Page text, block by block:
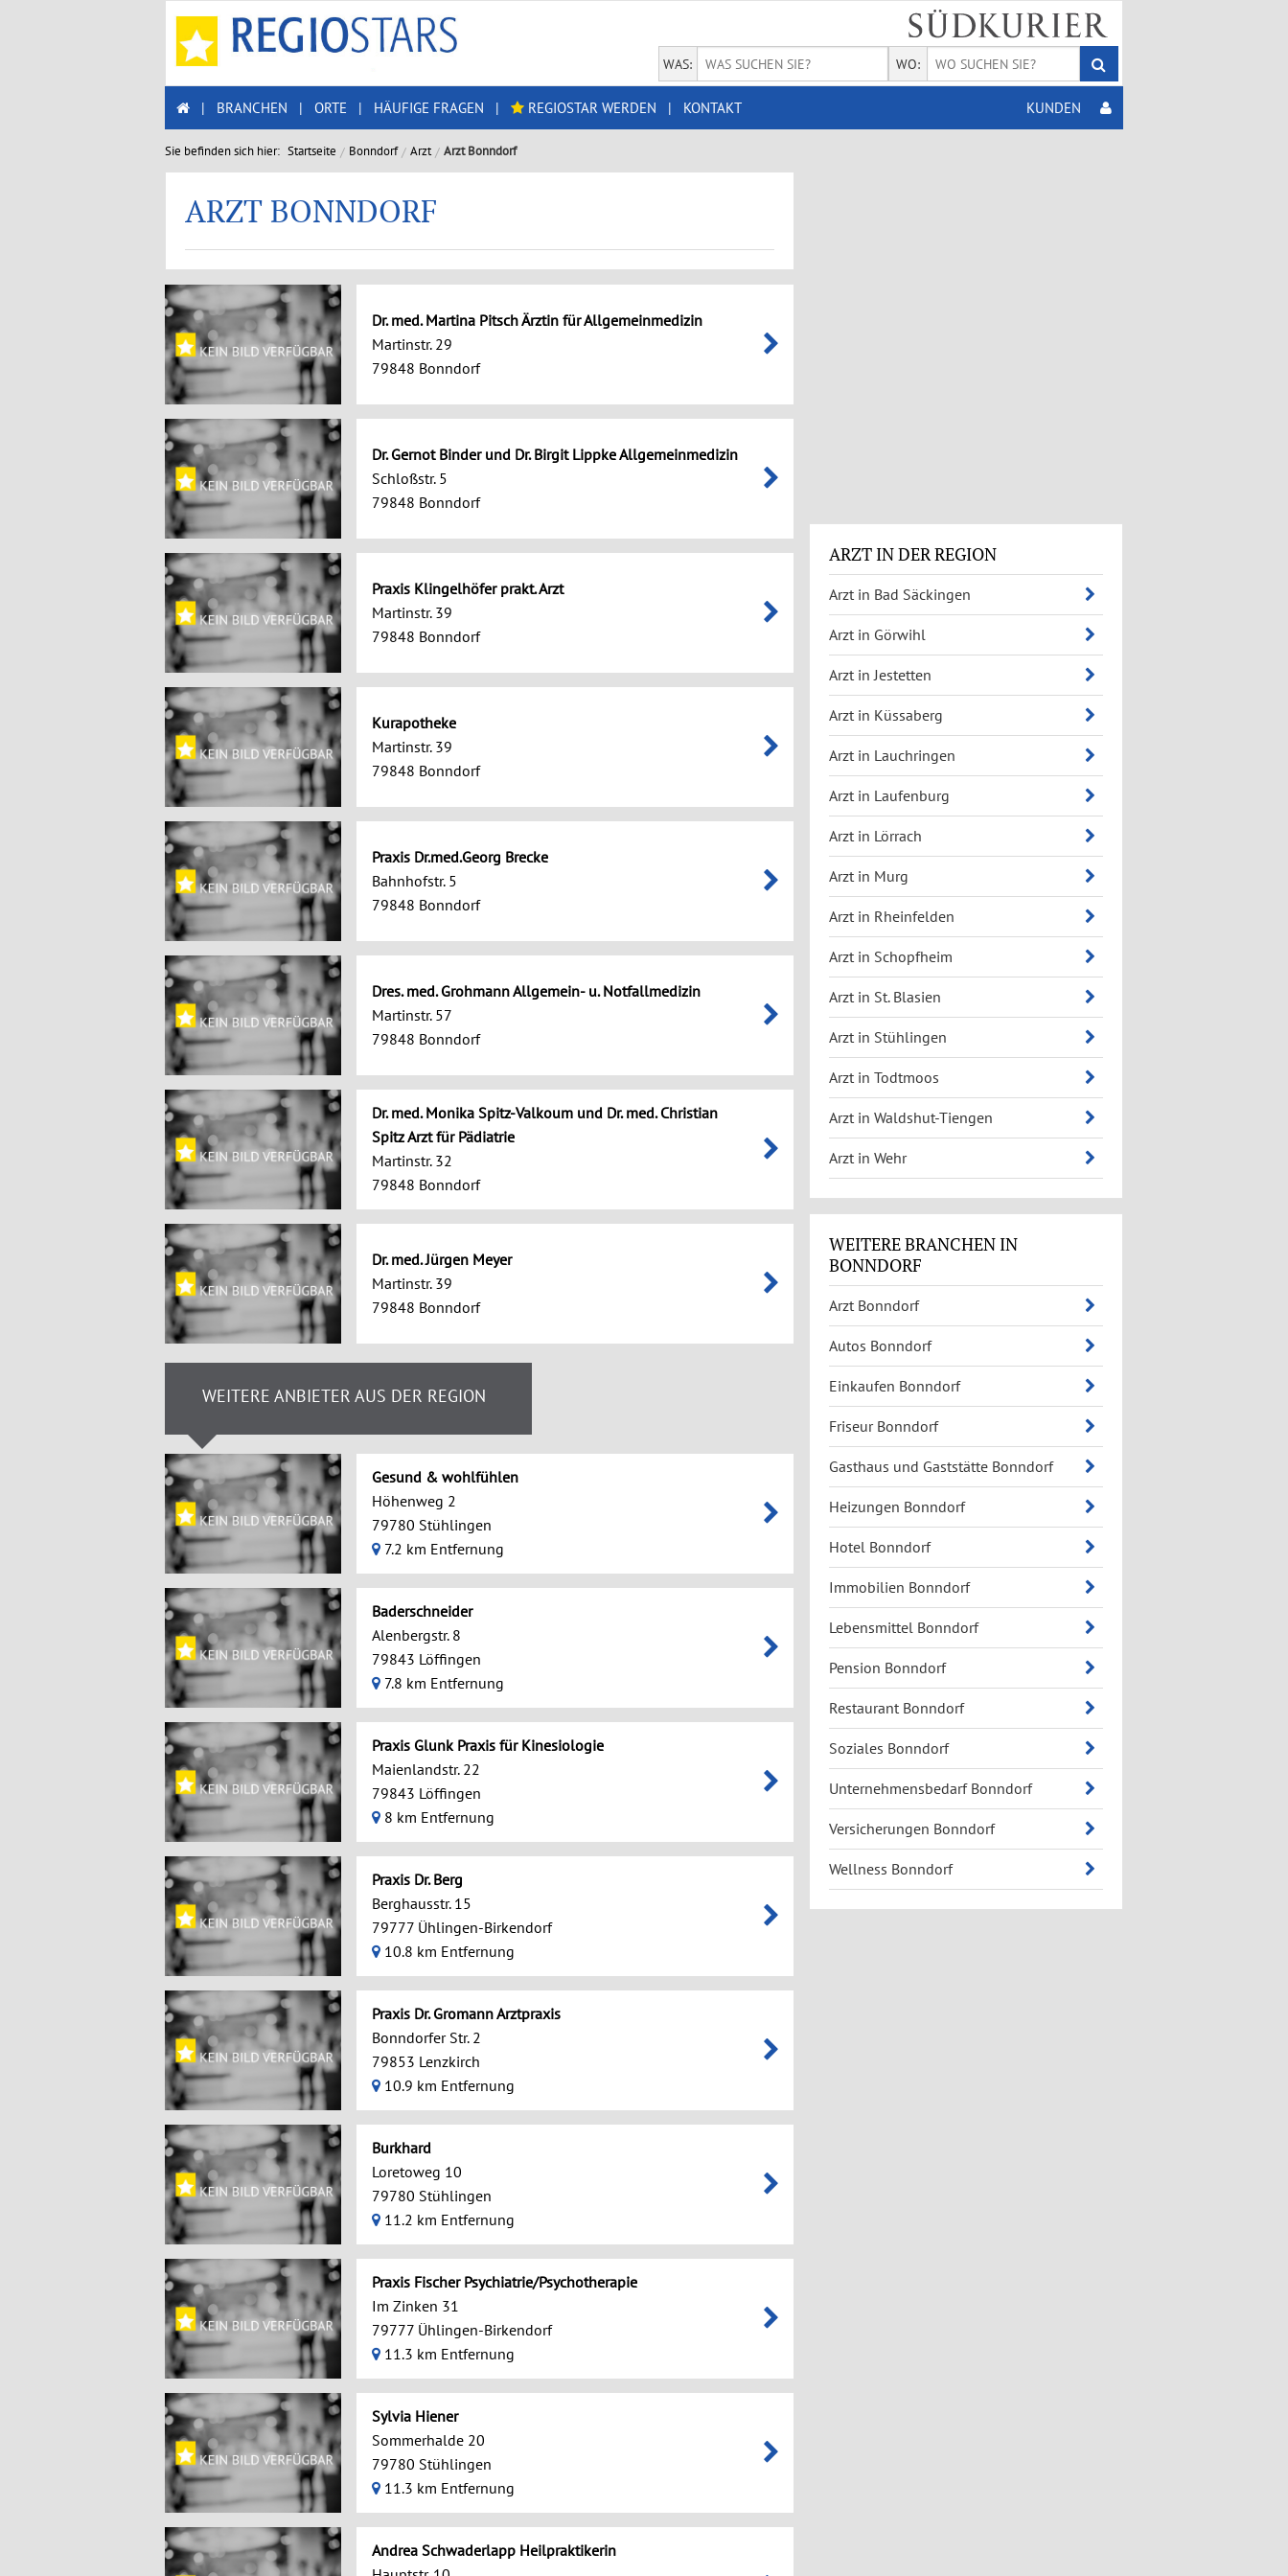
WAS: WO:
| BRANCHEN | ORTE | HÄUFIGE FRAGEN | REGIOSTAR WERDEN | KONTAKT KUNDEN
Sie befinden sich hier: Startseite Bonndorf Arzt Arzt Bonndorf
ARZT BONNDORF
Dr. med. Martina Pitsch Ärztin für Allgemeinmedizin
Martinstr. 29
79848 Bonndorf
Dr. Gernot Binder und Dr. Birgit Lippke Allgemeinmedizin
Schloßstr. 5
79848 Bonndorf
Praxis Klingelhöfer prakt. Arzt
Martinstr. 39
79848 Bonndorf
Kurapotheke
Martinstr. 39
79848 Bonndorf
Praxis Dr.med.Georg Brecke
Bahnhofstr. 5
79848 Bonndorf
Dres. med. Grohmann Allgemein- u. Notfallmedizin
Martinstr. 57
79848 Bonndorf
Dr. med. Monika Spitz-Valkoum und Dr. med. Christian
Spitz Arzt für Pädiatrie
Martinstr. 32
79848 Bonndorf
Dr. med. Jürgen Meyer
Martinstr. 39
79848 Bonndorf
WEITERE ANBIETER AUS DER REGION
Gesund & wohlfühlen
Höhenweg 2
79780 Stühlingen
7.2 km Entfernung
Baderschneider
Alenbergstr. 8
79843 Löffingen
7.8 km Entfernung
Praxis Glunk Praxis für Kinesiologie
Maienlandstr. 22
79843 Löffingen
8 km Entfernung
Praxis Dr. Berg
Berghausstr. 15
79777 Ühlingen-Birkendorf
10.8 km Entfernung
Praxis Dr. Gromann Arztpraxis
Bonndorfer Str. 2
79853 Lenzkirch
10.9 km Entfernung
Burkhard
Loretoweg 10
79780 Stühlingen
11.2 km Entfernung
Praxis Fischer Psychiatrie/Psychotherapie
Im Zinken 31
79777 Ühlingen-Birkendorf
11.3 km Entfernung
Sylvia Hiener
Sommerhalde 20
79780 Stühlingen
11.3 km Entfernung
Andrea Schwaderlapp Heilpraktikerin
ARZT IN DER REGION
Arzt in Bad Säckingen
Arzt in Görwihl
Arzt in Jestetten
Arzt in Küssaberg
Arzt in Lauchringen
Arzt in Laufenburg
Arzt in Lörrach
Arzt in Murg
Arzt in Rheinfelden
Arzt in Schopfheim
Arzt in St. Blasien
Arzt in Stühlingen
Arzt in Todtmoos
Arzt in Waldshut-Tiengen
Arzt in Wehr
WEITERE BRANCHEN IN
BONNDORF
Arzt Bonndorf
Autos Bonndorf
Einkaufen Bonndorf
Friseur Bonndorf
Gasthaus und Gaststätte Bonndorf
Heizungen Bonndorf
Hotel Bonndorf
Immobilien Bonndorf
Lebensmittel Bonndorf
Pension Bonndorf
Restaurant Bonndorf
Soziales Bonndorf
Unternehmensbedarf Bonndorf
Versicherungen Bonndorf
Wellness Bonndorf